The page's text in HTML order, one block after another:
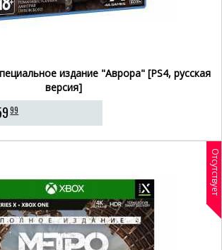
издание "Аврора" [PS4, русская
версия]
99
Отсутствует